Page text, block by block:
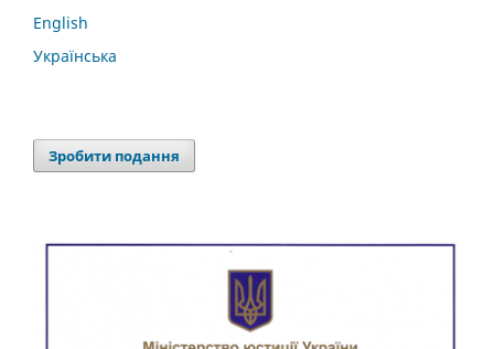
English
Українська
Зробити подання